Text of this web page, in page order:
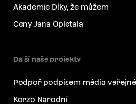
Akademie Díky, že můžem
Ceny Jana Opletala
Další naše projekty
Podpoř podpisem média
Korzo Národní